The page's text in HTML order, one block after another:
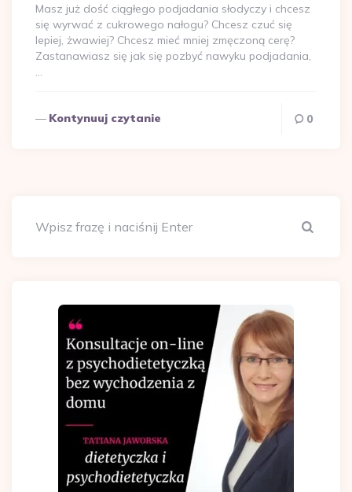
Masz już dość ciągłego podjadania słodyczy i chcesz
się wyrwać z cukrowego nałogu? Chcesz czuć się
lepiej, żwawiej? Chcesz mieć mniej zmęczoną cerę?
Zastanawiasz się jak się pozbyć nawyku podjadania,
…
Kontynuuj czytanie 0